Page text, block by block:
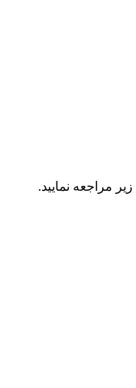
مراجعه نمایید.